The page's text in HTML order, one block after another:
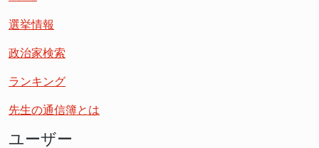
選挙情報
政治家検索
ランキング
先生の通信簿とは
ユーザー